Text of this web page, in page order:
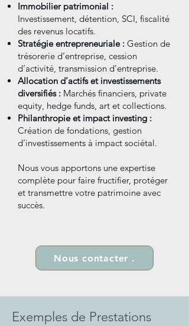
Immobilier patrimonial :
Investissement, détention, SCI, fiscalité
des revenus locatifs.
Stratégie entrepreneuriale : Gestion de
trésorerie d’entreprise, cession
d’activité, transmission d’entreprise.
Allocation d’actifs et investissements
diversifiés : Marchés financiers, private
equity, hedge funds, art et collections.
Philanthropie et impact investing :
Création de fondations, gestion
d’investissements à impact sociétal.
Nous vous apportons une expertise
complète pour faire fructifier, protéger
et transmettre votre patrimoine avec
succès.
Nous contacter .
Exemples de Prestations